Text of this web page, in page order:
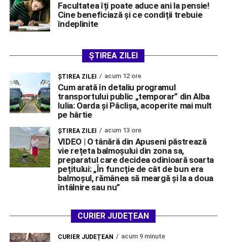
Facultatea îți poate aduce ani la pensie!
Cine beneficiază și ce condiții trebuie
îndeplinite
ȘTIREA ZILEI
ŞTIREA ZILEI acum 12 ore
Cum arată în detaliu programul
transportului public „temporar” din Alba
Iulia: Oarda și Pâclișa, acoperite mai mult
pe hârtie
ŞTIREA ZILEI acum 13 ore
VIDEO | O tânără din Apuseni păstrează
vie rețeta balmoșului din zona sa,
preparatul care decidea odinioară soarta
pețitului: „În funcție de cât de bun era
balmoșul, rămânea să meargă și la a doua
întâlnire sau nu”
CURIER JUDEȚEAN
CURIER JUDEȚEAN acum 9 minute